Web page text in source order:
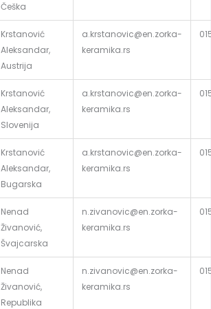
Češka
Krstanović
Aleksandar,
Austrija
a.krstanovic@en.zorka-
keramika.rs
Krstanović
Aleksandar,
Slovenija
a.krstanovic@en.zorka-
keramika.rs
Krstanović
Aleksandar,
Bugarska
a.krstanovic@en.zorka-
keramika.rs
Nenad
Živanović,
Švajcarska
n.zivanovic@en.zorka-
keramika.rs
Nenad
Živanović,
Republika
n.zivanovic@en.zorka-
keramika.rs